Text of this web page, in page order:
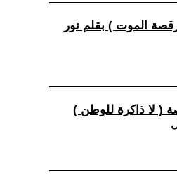
الموت ) بقلم نور
( لا ذاكرة للوطن )